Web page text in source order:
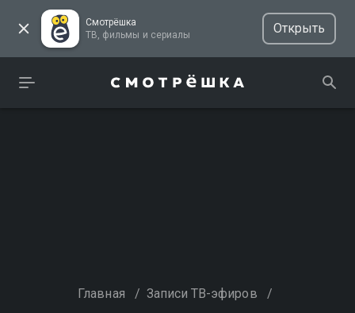
Смотрёшка
ТВ, фильмы и сериалы
Открыть
Главная / Записи ТВ-эфиров /